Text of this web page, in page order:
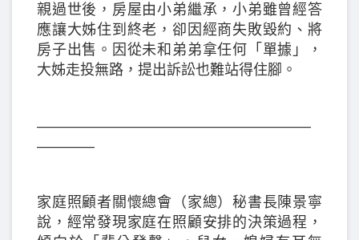
親過世後，房屋由小弟繼承，小弟雖曾經答
應讓大姊住到終老，卻因經商失敗毀約、將
房子出售。因從未和弟弟拿任何「單據」，
大姊走投無路，提出訴訟也難站得住腳。
———————————————————
————
家庭照顧者關懷總會（家總）秘書長陳景寧
說，經常發現家庭在照顧安排的決策過程，